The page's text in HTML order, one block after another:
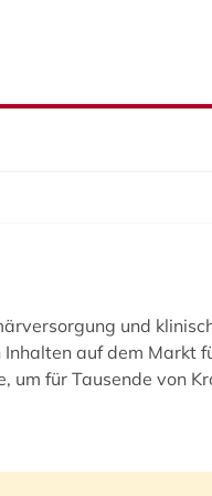
und
auf dem Markt
um für Tausende von